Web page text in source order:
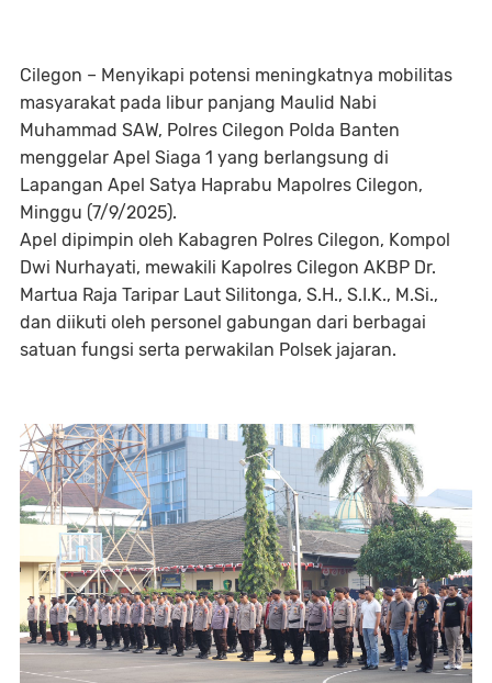
Cilegon – Menyikapi potensi meningkatnya mobilitas
masyarakat pada libur panjang Maulid Nabi
Muhammad SAW, Polres Cilegon Polda Banten
menggelar Apel Siaga 1 yang berlangsung di
Lapangan Apel Satya Haprabu Mapolres Cilegon,
Minggu (7/9/2025).
Apel dipimpin oleh Kabagren Polres Cilegon, Kompol
Dwi Nurhayati, mewakili Kapolres Cilegon AKBP Dr.
Martua Raja Taripar Laut Silitonga, S.H., S.I.K., M.Si.,
dan diikuti oleh personel gabungan dari berbagai
satuan fungsi serta perwakilan Polsek jajaran.